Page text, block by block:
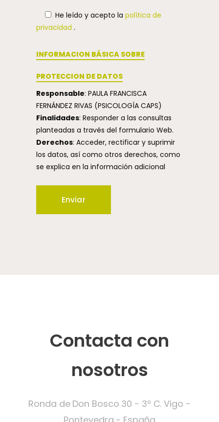
He leído y acepto la política de
privacidad .
INFORMACION BÁSICA SOBRE
PROTECCION DE DATOS
Responsable: PAULA FRANCISCA
FERNÁNDEZ RIVAS (PSICOLOGÍA CAPS)
Finalidades: Responder a las consultas
planteadas a través del formulario Web.
Derechos: Acceder, rectificar y suprimir
los datos, así como otros derechos, como
se explica en la información adicional
Contacta con
nosotros
Ronda de Don Bosco 30 - 3º C. Vigo -